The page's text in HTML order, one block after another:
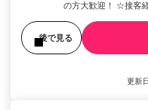
の方大歓迎！ ☆接客
後で見る
更新